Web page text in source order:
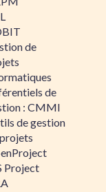
de
de
: CMMI
de gestion
Project